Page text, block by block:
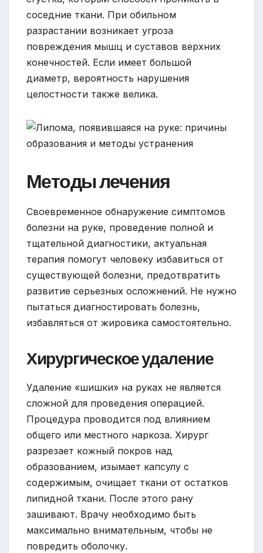
соседние ткани. При обильном
разрастании возникает угроза
повреждения мышц и суставов верхних
конечностей. Если имеет большой
диаметр, вероятность нарушения
целостности также велика.
Методы лечения
Своевременное обнаружение симптомов
болезни на руке, проведение полной и
тщательной диагностики, актуальная
терапия помогут человеку избавиться от
существующей болезни, предотвратить
развитие серьезных осложнений. Не нужно
пытаться диагностировать болезнь,
избавляться от жировика самостоятельно.
Хирургическое удаление
Удаление «шишки» на руках не является
сложной для проведения операцией.
Процедура проводится под влиянием
общего или местного наркоза. Хирург
разрезает кожный покров над
образованием, изымает капсулу с
содержимым, очищает ткани от остатков
липидной ткани. После этого рану
зашивают. Врачу необходимо быть
максимально внимательным, чтобы не
повредить оболочку.